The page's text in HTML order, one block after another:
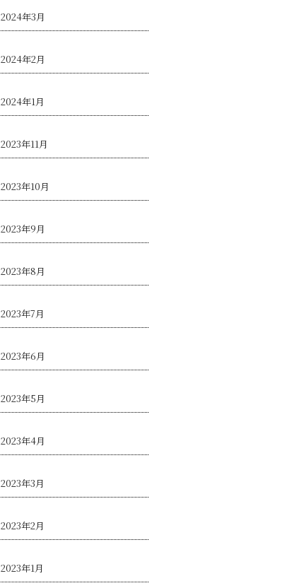
2024年3月
2024年2月
2024年1月
2023年11月
2023年10月
2023年9月
2023年8月
2023年7月
2023年6月
2023年5月
2023年4月
2023年3月
2023年2月
2023年1月